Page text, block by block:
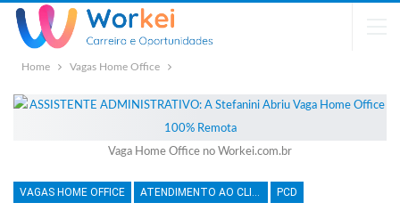
Home Vagas Home Office
Vaga Home Office no Workei.com.br
VAGAS HOME OFFICE ATENDIMENTO AO CLIENTE PCD